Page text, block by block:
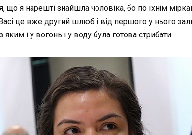
що я нарешті знайшла чоловіка, бо по їхнім
це вже другий шлюб і від першого у нього
і у вогонь і у воду була готова стрибати.